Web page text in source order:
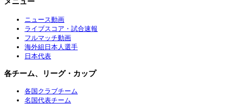
ニュース動画
ライブスコア・試合速報
フルマッチ動画
海外組日本人選手
日本代表
各チーム、リーグ・カップ
各国クラブチーム
名国代表チーム